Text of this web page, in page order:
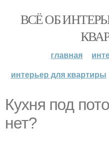
ВСЁ ОБ
главная
интерьер для квартиры
Кухня под
нет?